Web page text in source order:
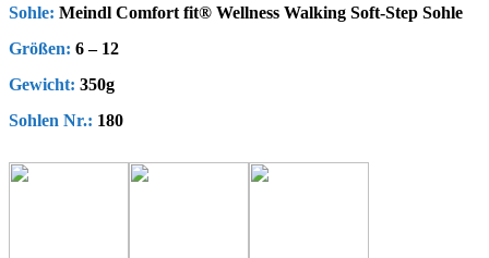
Sohle: Meindl Comfort fit® Wellness Walking Soft-Step Sohle
Größen: 6 – 12
Gewicht: 350g
Sohlen Nr.: 180